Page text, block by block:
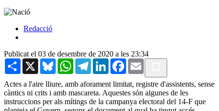
Redacció
Publicat el 03 de desembre de 2020 a les 23:34
Share X BlueskyWhatsAppTelegramLinkedInFacebook
Email
Actes a l'aire lliure, amb aforament limitat, registre d'assistents, sense
càntics ni crits i amb mascareta. Aquestes són algunes de les
instruccions per als mítings de la campanya electoral del 14-F que